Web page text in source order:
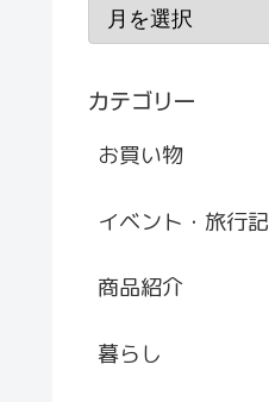
カテゴリー
お買い物
イベント・旅行記
商品紹介
暮らし